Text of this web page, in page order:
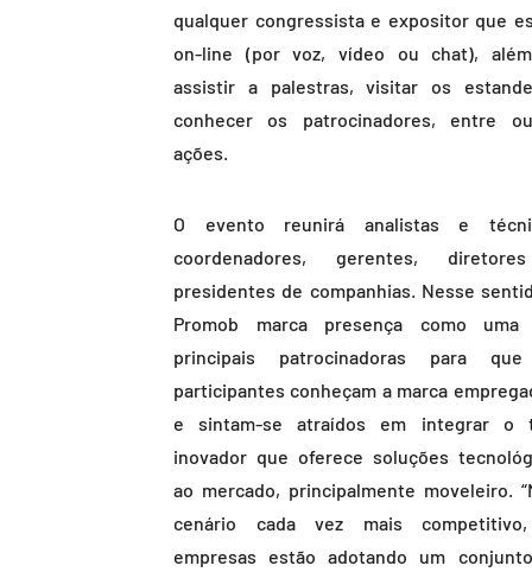
qualquer congressista e expositor que
on-line (por voz, vídeo ou chat),
assistir a palestras, visitar os
conhecer os patrocinadores, entre
ações.
O evento reunirá analistas e
coordenadores, gerentes,
presidentes de companhias. Nesse
Promob marca presença como uma
principais patrocinadoras para
participantes conheçam a marca
e sintam-se atraídos em integrar o
inovador que oferece soluções
ao mercado, principalmente moveleiro.
cenário cada vez mais
empresas estão adotando um